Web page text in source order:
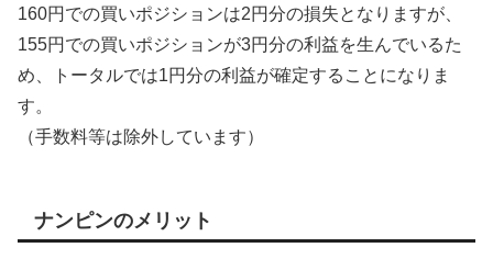
160円での買いポジションは2円分の損失となりますが、
155円での買いポジションが3円分の利益を生んでいるた
め、トータルでは1円分の利益が確定することになりま
す。
（手数料等は除外しています）
ナンピンのメリット